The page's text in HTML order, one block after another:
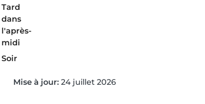
Tard
dans
l'après-
midi
Soir
Mise à jour: 24 juillet 2026